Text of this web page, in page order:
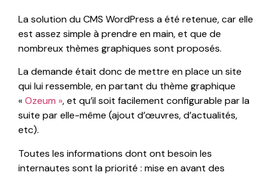
La solution du CMS WordPress a été retenue, car elle
est assez simple à prendre en main, et que de
nombreux thèmes graphiques sont proposés.
La demande était donc de mettre en place un site
qui lui ressemble, en partant du thème graphique
«Ozeum », et qu’il soit facilement configurable par la
suite par elle-même (ajout d’œuvres, d’actualités,
etc).
Toutes les informations dont ont besoin les
internautes sont la priorité : mise en avant des